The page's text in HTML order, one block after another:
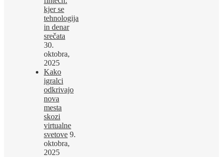
kjer se
tehnologija
in denar
srečata
30.
oktobra,
2025
Kako
igralci
odkrivajo
nova
mesta
skozi
virtualne
svetove 9.
oktobra,
2025